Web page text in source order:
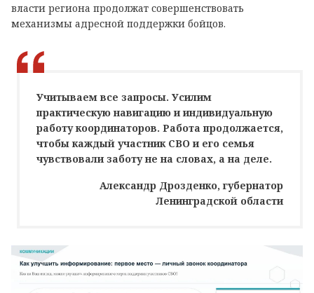
власти региона продолжат совершенствовать
механизмы адресной поддержки бойцов.
Учитываем все запросы. Усилим
практическую навигацию и индивидуальную
работу координаторов. Работа продолжается,
чтобы каждый участник СВО и его семья
чувствовали заботу не на словах, а на деле.
Александр Дрозденко, губернатор
Ленинградской области